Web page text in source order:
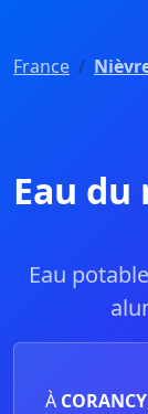
France
Eau du
Eau
À CORANCY